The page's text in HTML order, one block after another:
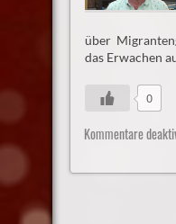
über
das Erwachen
0
Kommentare